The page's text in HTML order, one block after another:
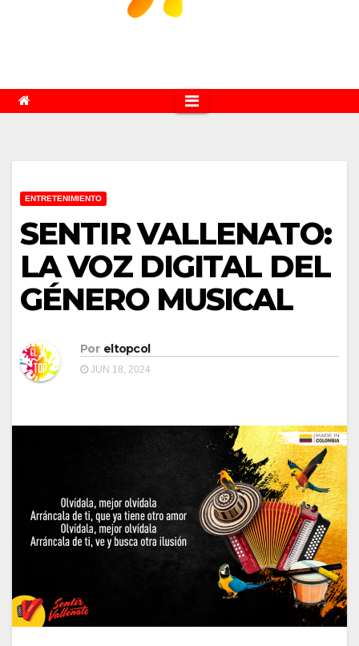
ENTRETENIMIENTO
SENTIR VALLENATO:
LA VOZ DIGITAL DEL
GÉNERO MUSICAL
Por eltopcol
JUN 18, 2024